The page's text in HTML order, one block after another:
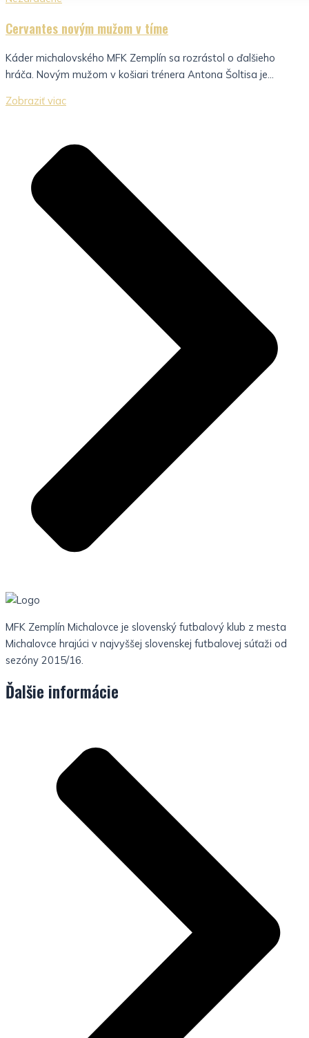
Cervantes novým mužom v tíme
Káder michalovského MFK Zemplín sa rozrástol o ďalšieho
hráča. Novým mužom v košiari trénera Antona Šoltisa je...
Zobraziť viac
MFK Zemplín Michalovce je slovenský futbalový klub z mesta
Michalovce hrajúci v najvyššej slovenskej futbalovej súťaži od
sezóny 2015/16.
Ďalšie informácie